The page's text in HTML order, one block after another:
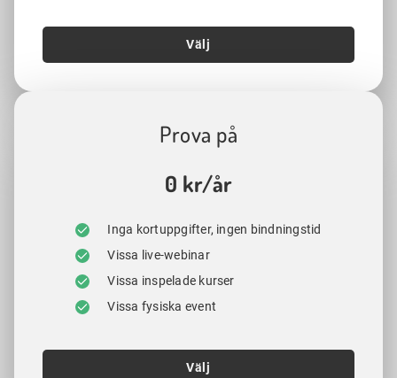
Välj
Prova på
0 kr/år
Inga kortuppgifter, ingen bindningstid
Vissa live-webinar
Vissa inspelade kurser
Vissa fysiska event
Välj